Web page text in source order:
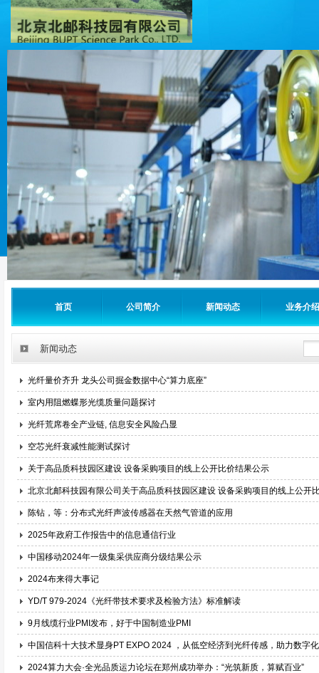
首页 公司简介 新闻动态 业务介绍
新闻动态
光纤量价齐升 龙头公司掘金数据中心“算力底座”
室内用阻燃蝶形光缆质量问题探讨
光纤荒席卷全产业链, 信息安全风险凸显
空芯光纤衰减性能测试探讨
关于高品质科技园区建设 设备采购项目的线上公开比价结果公示
北京北邮科技园有限公司关于高品质科技园区建设 设备采购项目的线上公开
陈钻，等：分布式光纤声波传感器在天然气管道的应用
2025年政府工作报告中的信息通信行业
中国移动2024年一级集采供应商分级结果公示
2024布来得大事记
YD/T 979-2024《光纤带技术要求及检验方法》标准解读
9月线缆行业PMI发布，好于中国制造业PMI
中国信科十大技术显身PT EXPO 2024 ，从低空经济到光纤传感，助力数字
2024算力大会·全光品质运力论坛在郑州成功举办：“光筑新质，算赋百业”